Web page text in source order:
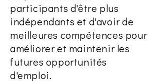
participants d'être plus
indépendants et d'avoir de
meilleures compétences pour
améliorer et maintenir les
futures opportunités
d'emploi.